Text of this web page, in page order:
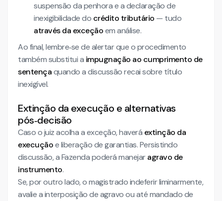
suspensão da penhora e a declaração de
inexigibilidade do crédito tributário — tudo
através da exceçãoem análise.
Ao final, lembre‑se de alertar que o procedimento
também substitui a impugnação ao cumprimento de
sentençaquando a discussão recai sobre título
inexigível.
Extinção da execução e alternativas
pós‑decisão
Caso o juiz acolha a exceção, haverá extinção da
execuçãoe liberação de garantias. Persistindo
discussão, a Fazenda poderá manejaragravo de
instrumento.
Se, por outro lado, o magistrado indeferir liminarmente,
avalie a interposição de agravo ou até mandado de